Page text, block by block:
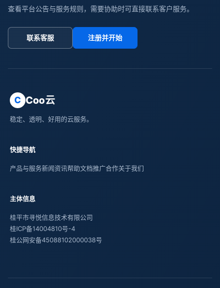
查看平台公告与服务规则，需要协助时可直接联系客户服务。
联系客服 注册并开始
C Coo云
稳定、透明、好用的云服务。
快捷导航
产品与服务新闻资讯帮助文档推广合作关于我们
主体信息
桂平市寻悦信息技术有限公司
桂ICP备14004810号-4
桂公网安备45088102000038号